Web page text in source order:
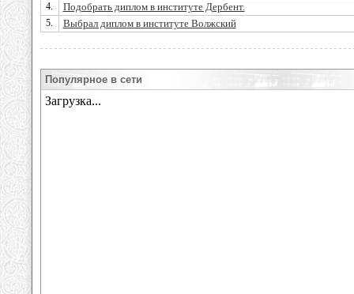
4. Подобрать диплом в институте Дербент.
5. Выбрал диплом в институте Волжский
Популярное в сети